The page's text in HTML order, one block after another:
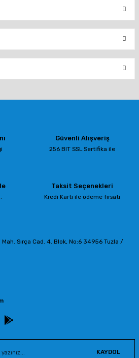
ilk yorumu siz yapın!
Yorum Yaz
veya görüntülenemiyor.
daha pahalı.
Güvenli Alışveriş
256 BIT SSL Sertifika ile
Taksit Seçenekleri
Kredi Kartı ile ödeme fırsatı
Sırça Cad. 4. Blok, No:6 34956 Tuzla /
KAYDOL